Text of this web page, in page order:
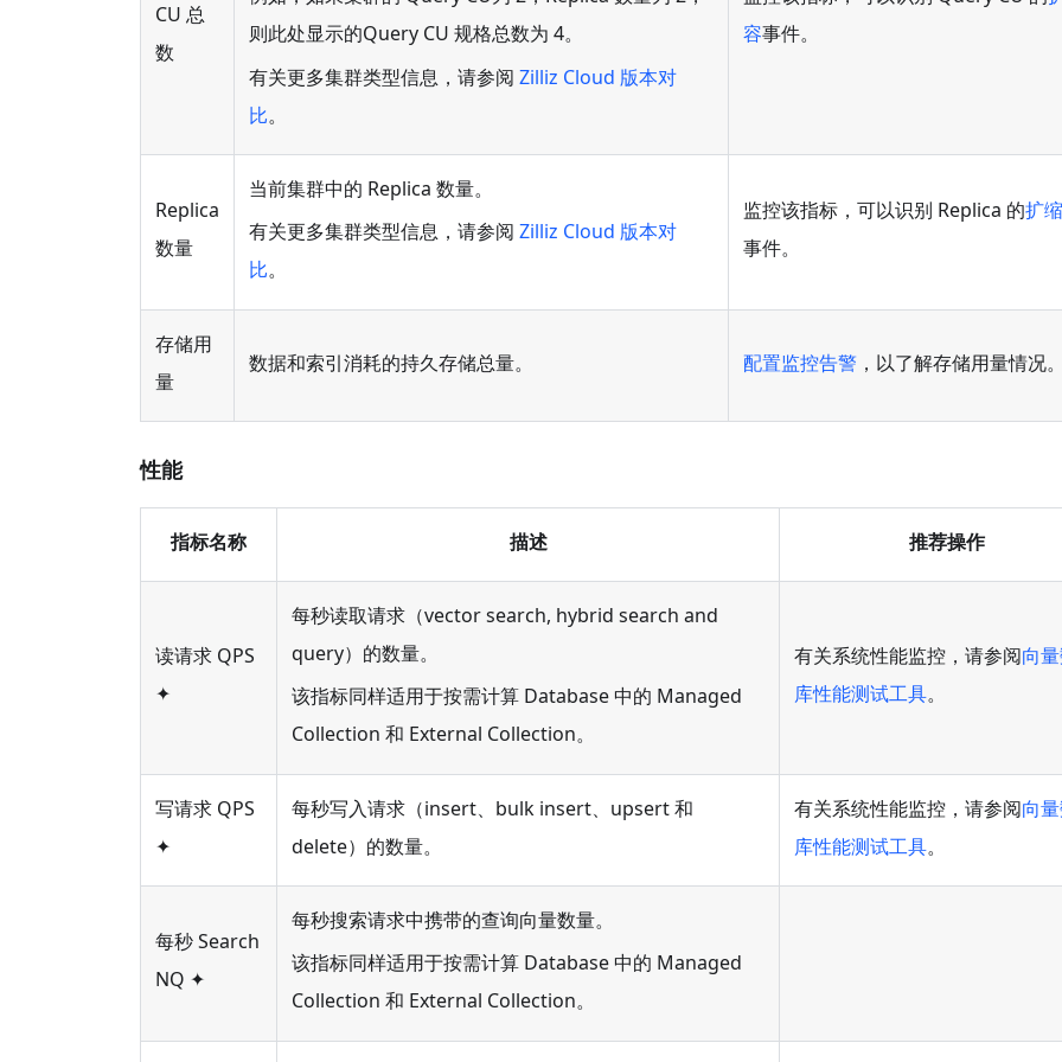
CU 总
数
则此处显示的Query CU 规格总数为 4。
有关更多集群类型信息，请参阅 Zilliz Cloud 版本对
比。
容事件。
Replica
数量
当前集群中的 Replica 数量。
有关更多集群类型信息，请参阅 Zilliz Cloud 版本对
比。
监控该指标，可以识别 Replica 的扩
事件。
存储用
量
数据和索引消耗的持久存储总量。 配置监控告警 ，以了解存储用量情况
性能
指标名称 描述 推荐操作
读请求 QPS
✦
每秒读取请求（vector search, hybrid search and
query）的数量。
该指标同样适用于按需计算 Database 中的 Managed
Collection 和 External Collection。
有关系统性能监控，请参阅向
库性能测试工具。
写请求 QPS
✦
每秒写入请求（insert、bulk insert、upsert 和
delete）的数量。
有关系统性能监控，请参阅向
库性能测试工具。
每秒 Search
NQ ✦
每秒搜索请求中携带的查询向量数量。
该指标同样适用于按需计算 Database 中的 Managed
Collection 和 External Collection。